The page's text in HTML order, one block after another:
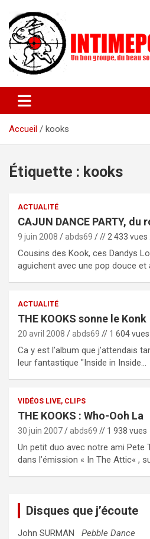
contenu
intimepop.com
actuelles pop rock, post-rock, indé
lyon
Accueil
kooks
Étiquette : kooks
ACTUALITÉ
CAJUN DANCE PARTY,
9 juin 2008 abds69 // 2 433 vues
Cousins des Kook, ces Dandys
aguichent avec une pop douce et
ACTUALITÉ
THE KOOKS sonne le Konk
20 avril 2008 abds69 // 1 604 vues
Ca y est l’album que j’attendais
leur fantastique "Inside in Inside…
VIDÉOS LIVE, CLIPS
THE KOOKS : Who-Ooh La
30 juin 2007 abds69 // 1 938 vues
Un petit duo avec notre ami Pete
dans l’émission « In The Attic« ,
Disques que j’écoute
John SURMAN Pebble Dance